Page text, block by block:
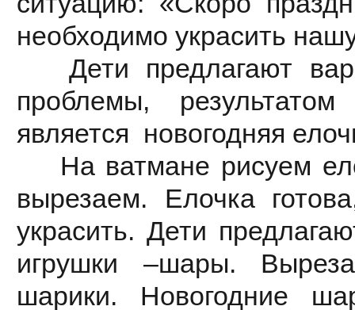
необходимо украсить
Дети предлагают
проблемы,
является новогодняя
На ватмане рисуем
вырезаем. Елочка
украсить. Дети
игрушки –шары.
шарики. Новогодние